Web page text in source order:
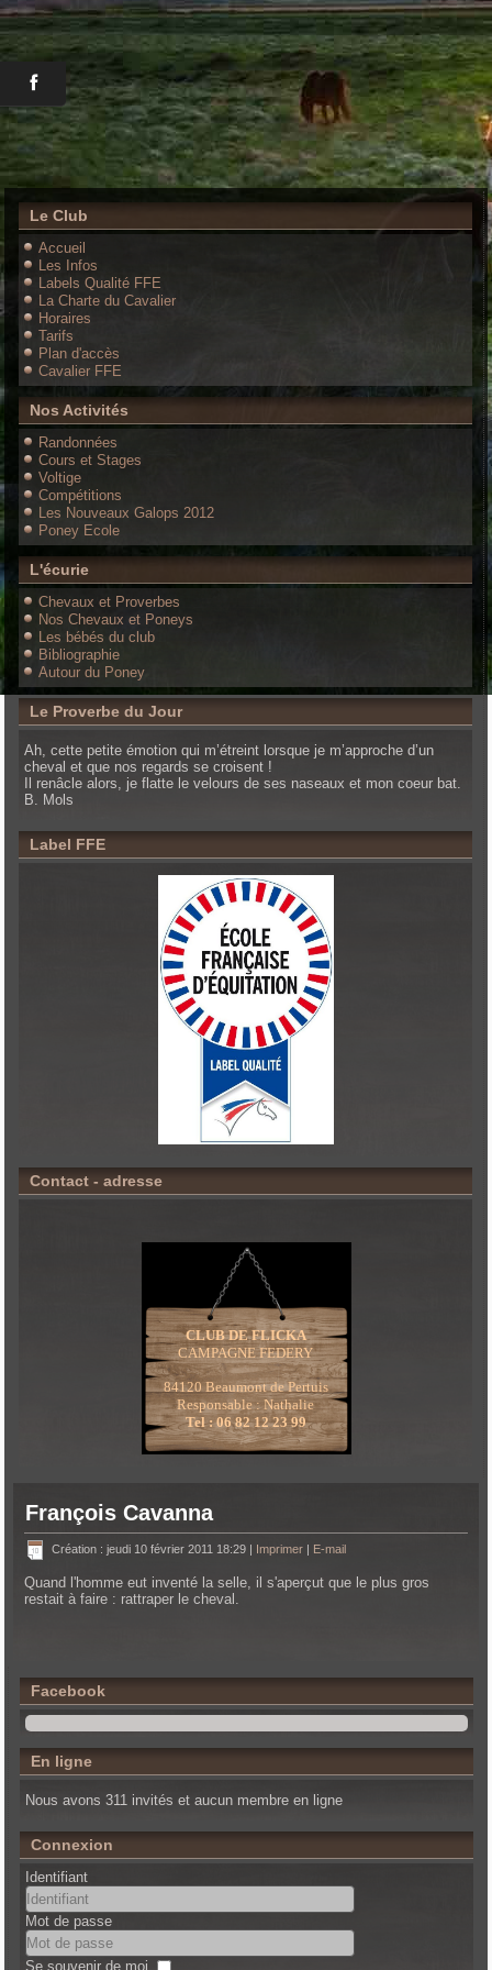
Le Club
Accueil
Les Infos
Labels Qualité FFE
La Charte du Cavalier
Horaires
Tarifs
Plan d'accès
Cavalier FFE
Nos Activités
Randonnées
Cours et Stages
Voltige
Compétitions
Les Nouveaux Galops 2012
Poney Ecole
L'écurie
Chevaux et Proverbes
Nos Chevaux et Poneys
Les bébés du club
Bibliographie
Autour du Poney
Le Proverbe du Jour
Ah, cette petite émotion qui m’étreint lorsque je m’approche d’un
cheval et que nos regards se croisent !
Il renâcle alors, je flatte le velours de ses naseaux et mon coeur bat.
B. Mols
Label FFE
Contact - adresse
CLUB DE FLICKA
CAMPAGNE FEDERY
84120 Beaumont de Pertuis
Responsable : Nathalie
Tel : 06 82 12 23 99
François Cavanna
Création : jeudi 10 février 2011 18:29 | Imprimer | E-mail
Quand l'homme eut inventé la selle, il s'aperçut que le plus gros
restait à faire : rattraper le cheval.
Facebook
En ligne
Nous avons 311 invités et aucun membre en ligne
Connexion
Identifiant
Mot de passe
Se souvenir de moi